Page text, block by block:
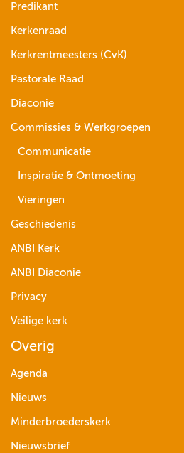
Predikant
Kerkenraad
Kerkrentmeesters (CvK)
Pastorale Raad
Diaconie
Commissies & Werkgroepen
Communicatie
Inspiratie & Ontmoeting
Vieringen
Geschiedenis
ANBI Kerk
ANBI Diaconie
Privacy
Veilige kerk
Overig
Agenda
Nieuws
Minderbroederskerk
Nieuwsbrief